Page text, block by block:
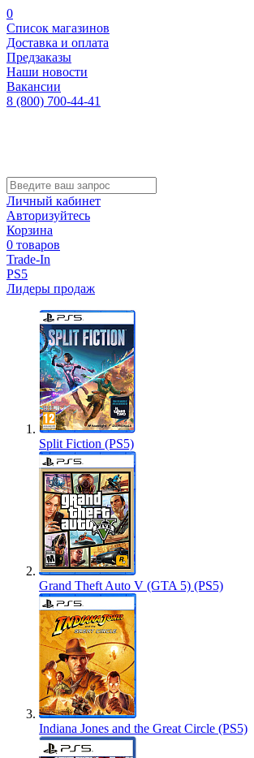
0
Список магазинов
Доставка и оплата
Предзаказы
Наши новости
Вакансии
8 (800) 700-44-41
Личный кабинет
Авторизуйтесь
Корзина
0 товаров
Trade-In
PS5
Лидеры продаж
Split Fiction (PS5)
Grand Theft Auto V (GTA 5) (PS5)
Indiana Jones and the Great Circle (PS5)